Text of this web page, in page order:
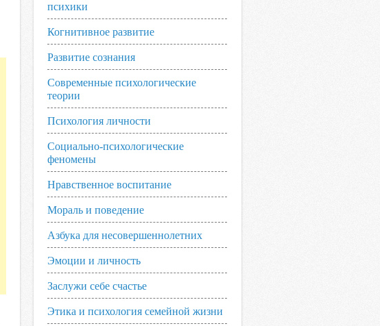
психики
Когнитивное развитие
Развитие сознания
Современные психологические
теории
Психология личности
Социально-психологические
феномены
Нравственное воспитание
Мораль и поведение
Азбука для несовершеннолетних
Эмоции и личность
Заслужи себе счастье
Этика и психология семейной жизни